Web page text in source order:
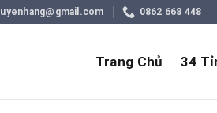
0862 668 448
Trang Chủ 34